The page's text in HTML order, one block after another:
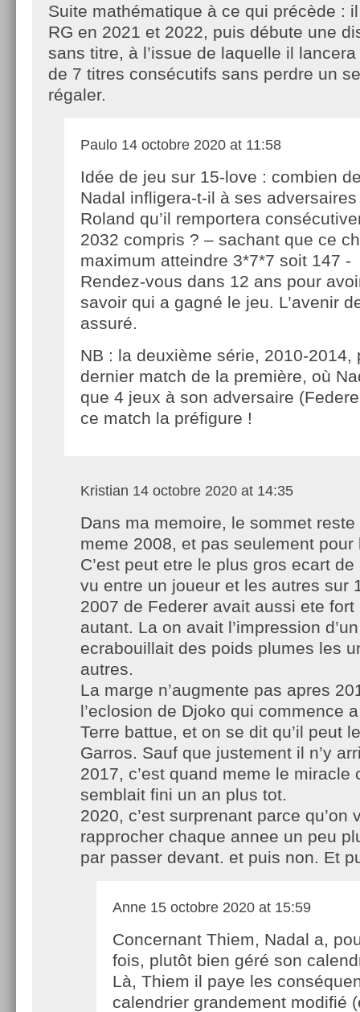
Suite mathématique à ce qui précède :
RG en 2021 et 2022, puis débute une
sans titre, à l’issue de laquelle il
de 7 titres consécutifs sans perdre un
régaler.
Paulo 14 octobre 2020 at 11:58
Idée de jeu sur 15-love : combien
Nadal infligera-t-il à ses
Roland qu’il remportera
2032 compris ? – sachant que ce
maximum atteindre 3*7*7 soit 147 -
Rendez-vous dans 12 ans pour
savoir qui a gagné le jeu. L’avenir
assuré.
NB : la deuxième série, 2010-2014,
dernier match de la première, où
que 4 jeux à son adversaire
ce match la préfigure !
Kristian 14 octobre 2020 at 14:35
Dans ma memoire, le sommet reste
meme 2008, et pas seulement pour
C’est peut etre le plus gros ecart de
vu entre un joueur et les autres sur
2007 de Federer avait aussi ete fort
autant. La on avait l’impression
ecrabouillait des poids plumes les
autres.
La marge n’augmente pas apres
l’eclosion de Djoko qui commence
Terre battue, et on se dit qu’il peut
Garros. Sauf que justement il n’y
2017, c’est quand meme le miracle
semblait fini un an plus tot.
2020, c’est surprenant parce qu’on
rapprocher chaque annee un peu
par passer devant. et puis non. Et
Anne 15 octobre 2020 at 15:59
Concernant Thiem, Nadal a,
fois, plutôt bien géré son
Là, Thiem il paye les
calendrier grandement modifié